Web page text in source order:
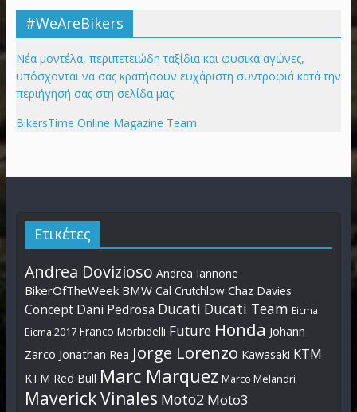
#WeAreBikers
Νέα μοντέλα, περιπετειώδη ταξίδια και φυσικά αγώνες,
υπόσχονται να σας κρατήσουν ευχάριστη συντροφιά κατά την
περιήγησή σας στη σελίδα μας.
BikersTime Online Magazine Team
Ετικέτες
Andrea Dovizioso Andrea Iannone
BikerOfTheWeek BMW Cal Crutchlow Chaz Davies
Concept Dani Pedrosa Ducati Ducati Team Eicma
Eicma 2017 Franco Morbidelli Future Honda Johann
Zarco Jonathan Rea Jorge Lorenzo Kawasaki KTM
KTM Red Bull Marc Marquez Marco Melandri
Maverick Vinales Moto2 Moto3